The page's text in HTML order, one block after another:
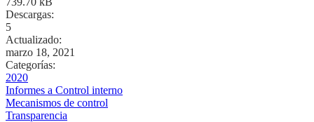
Descargas:
5
Actualizado:
marzo 18, 2021
Categorías:
2020
Informes a Control interno
Mecanismos de control
Transparencia